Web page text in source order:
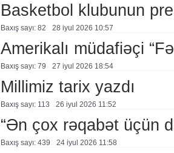
Basketbol klubunun
Baxış sayı: 82 28 i̇yul 2026 10:57
Amerikalı müdafiəçi
Baxış sayı: 79 27 i̇yul 2026 18:54
Millimiz tarix yazdı
Baxış sayı: 113 26 i̇yul 2026 11:52
“Ən çox rəqabət üçün
Baxış sayı: 439 24 i̇yul 2026 11:58